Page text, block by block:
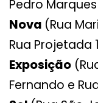
Pedro
Nova (Rua
Rua Projetada
Exposição
Fernando e